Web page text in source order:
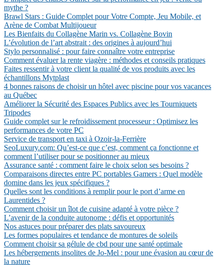
mythe ?
Brawl Stars : Guide Complet pour Votre Compte, Jeu Mobile, et
Arène de Combat Multijoueur
Les Bienfaits du Collagène Marin vs. Collagène Bovin
L’évolution de l’art abstrait : des origines à aujourd’hui
Stylo personnalisé : pour faire connaître votre entreprise
Comment évaluer la rente viagère : méthodes et conseils pratiques
Faites ressentir à votre client la qualité de vos produits avec les
échantillons Mytplast
4 bonnes raisons de choisir un hôtel avec piscine pour vos vacances
au Québec
Améliorer la Sécurité des Espaces Publics avec les Tourniquets
Tripodes
Guide complet sur le refroidissement processeur : Optimisez les
performances de votre PC
Service de transport en taxi à Ozoir-la-Ferrière
SeoLuxury.com: Qu’est-ce que c’est, comment ça fonctionne et
comment l’utiliser pour se positionner au mieux
Assurance santé : comment faire le choix selon ses besoins ?
Comparaisons directes entre PC portables Gamers : Quel modèle
domine dans les jeux spécifiques ?
Quelles sont les conditions à remplir pour le port d’arme en
Laurentides ?
Comment choisir un îlot de cuisine adapté à votre pièce ?
L’avenir de la conduite autonome : défis et opportunités
Nos astuces pour préparer des plats savoureux
Les formes populaires et tendance de montures de soleils
Comment choisir sa gélule de cbd pour une santé optimale
Les hébergements insolites de Jo-Mel : pour une évasion au cœur de
la nature